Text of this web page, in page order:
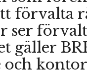
förvalta
ser
gäller
och